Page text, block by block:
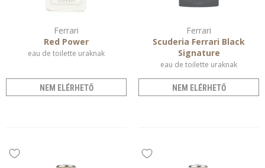
Ferrari
Red Power
eau de toilette uraknak
NEM ELÉRHETŐ
Ferrari
Scuderia Ferrari Black
Signature
eau de toilette uraknak
NEM ELÉRHETŐ